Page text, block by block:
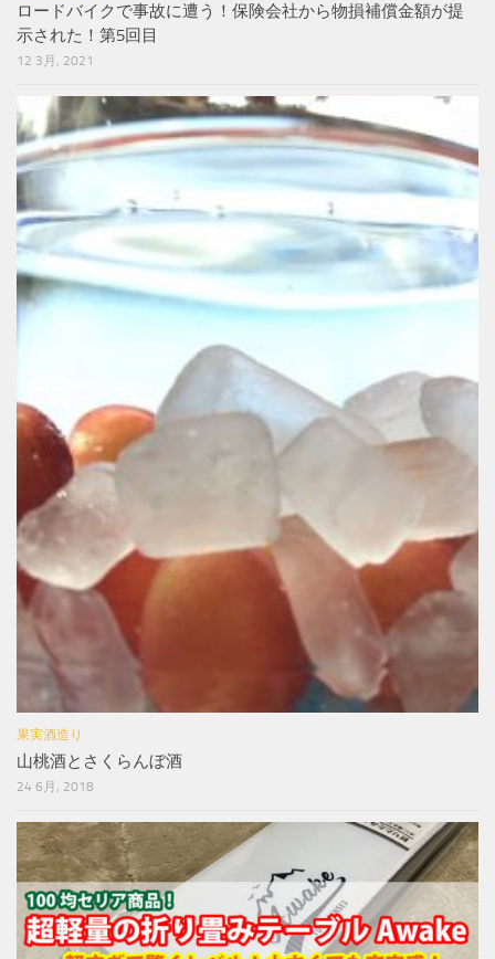
ロードバイクで事故に遭う！保険会社から物損補償金額が提
示された！第5回目
12 3月, 2021
果実酒造り
山桃酒とさくらんぼ酒
24 6月, 2018